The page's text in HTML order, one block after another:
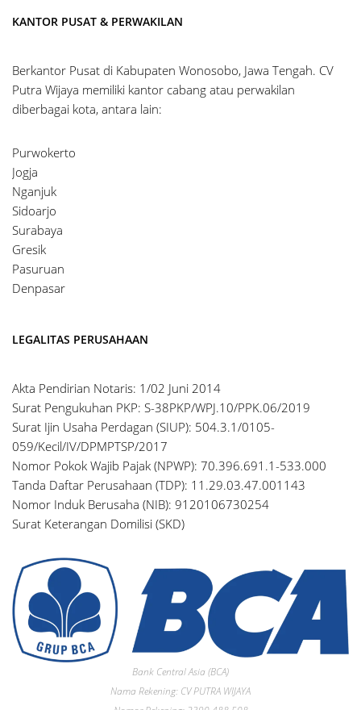
KANTOR PUSAT & PERWAKILAN
Berkantor Pusat di Kabupaten Wonosobo, Jawa Tengah. CV
Putra Wijaya memiliki kantor cabang atau perwakilan
diberbagai kota, antara lain:
Purwokerto
Jogja
Nganjuk
Sidoarjo
Surabaya
Gresik
Pasuruan
Denpasar
LEGALITAS PERUSAHAAN
Akta Pendirian Notaris: 1/02 Juni 2014
Surat Pengukuhan PKP: S-38PKP/WPJ.10/PPK.06/2019
Surat Ijin Usaha Perdagan (SIUP): 504.3.1/0105-
059/Kecil/IV/DPMPTSP/2017
Nomor Pokok Wajib Pajak (NPWP): 70.396.691.1-533.000
Tanda Daftar Perusahaan (TDP): 11.29.03.47.001143
Nomor Induk Berusaha (NIB): 9120106730254
Surat Keterangan Domilisi (SKD)
Bank Central Asia (BCA)
Nama Rekening: CV PUTRA WIJAYA